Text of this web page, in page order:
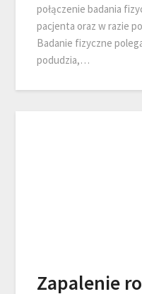
połączenie badania
pacjenta oraz w razie
Badanie fizyczne
podudzia,…
Zapalenie